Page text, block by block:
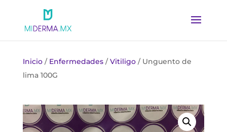
Inicio/ Enfermedades/Vitiligo/ Unguento de
lima 100G